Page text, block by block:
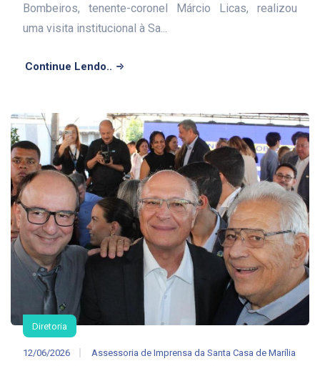
Bombeiros, tenente-coronel Márcio Licas, realizou
uma visita institucional à Sa...
Continue Lendo..
Diretoria
12/06/2026 Assessoria de Imprensa da Santa Casa de Marília